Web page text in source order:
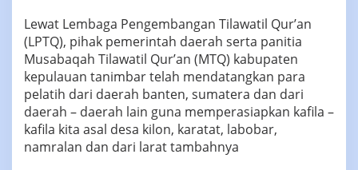
Lewat Lembaga Pengembangan Tilawatil Qur’an
(LPTQ), pihak pemerintah daerah serta panitia
Musabaqah Tilawatil Qur’an (MTQ) kabupaten
kepulauan tanimbar telah mendatangkan para
pelatih dari daerah banten, sumatera dan dari
daerah – daerah lain guna memperasiapkan kafila –
kafila kita asal desa kilon, karatat, labobar,
namralan dan dari larat tambahnya